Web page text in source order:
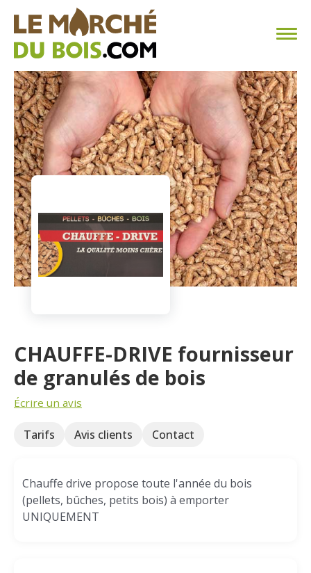
CHAUFFAGE AU BOIS
FAQ
CALCULER SA CONSOMMATION
TROUVER SON FOURNISSEUR
BLOG
ESPACE PRO
CHAUFFE-DRIVE fournisseur
de granulés de bois
Écrire un avis
Tarifs Avis clients Contact
Chauffe drive propose toute l'année du bois
(pellets, bûches, petits bois) à emporter
UNIQUEMENT